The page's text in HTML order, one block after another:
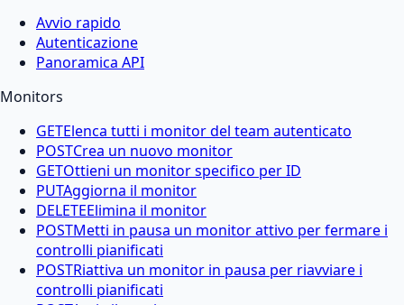
Avvio rapido
Autenticazione
Panoramica API
Monitors
GETElenca tutti i monitor del team autenticato
POSTCrea un nuovo monitor
GETOttieni un monitor specifico per ID
PUTAggiorna il monitor
DELETEElimina il monitor
POSTMetti in pausa un monitor attivo per fermare i
controlli pianificati
POSTRiattiva un monitor in pausa per riavviare i
controlli pianificati